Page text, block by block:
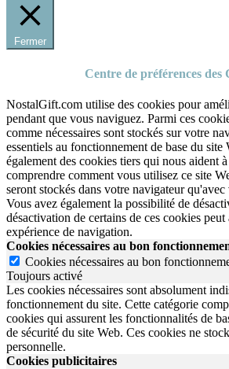
Fermer
Centre de préférences des
NostalGift.com utilise des cookies pour
pendant que vous naviguez. Parmi ces
comme nécessaires sont stockés sur votre
essentiels au fonctionnement de base du
également des cookies tiers qui nous aident
comprendre comment vous utilisez ce site
seront stockés dans votre navigateur qu'avec
Vous avez également la possibilité de
désactivation de certains de ces cookies
expérience de navigation.
Cookies nécessaires au bon
Cookies nécessaires au bon
Toujours activé
Les cookies nécessaires sont absolument
fonctionnement du site. Cette catégorie
cookies qui assurent les fonctionnalités de
de sécurité du site Web. Ces cookies ne
personnelle.
Cookies publicitaires